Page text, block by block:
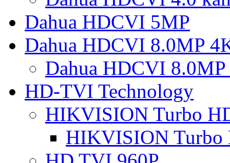
Dahua HDCVI 5MP
Dahua HDCVI 8.0MP
Dahua HDCVI 8.0MP
HD-TVI Technology
HIKVISION Turbo
HIKVISION Turbo